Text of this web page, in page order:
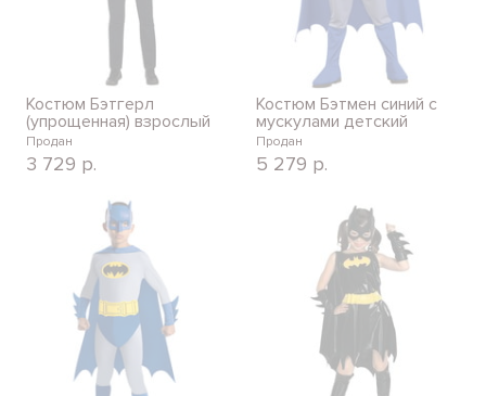
Костюм Бэтгерл
(упрощенная) взрослый
Продан
3 729 р.
Костюм Бэтмен синий с
мускулами детский
Продан
5 279 р.